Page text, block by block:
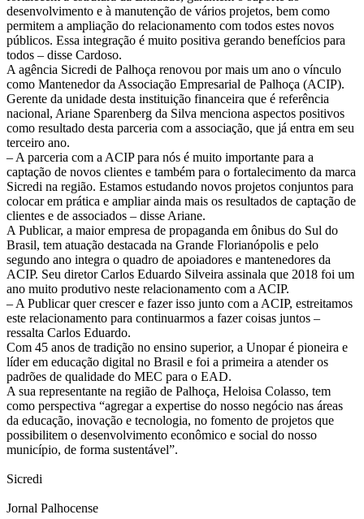
desenvolvimento e à manutenção de vários projetos, bem como
permitem a ampliação do relacionamento com todos estes novos
públicos. Essa integração é muito positiva gerando benefícios para
todos – disse Cardoso.
A agência Sicredi de Palhoça renovou por mais um ano o vínculo
como Mantenedor da Associação Empresarial de Palhoça (ACIP).
Gerente da unidade desta instituição financeira que é referência
nacional, Ariane Sparenberg da Silva menciona aspectos positivos
como resultado desta parceria com a associação, que já entra em seu
terceiro ano.
– A parceria com a ACIP para nós é muito importante para a
captação de novos clientes e também para o fortalecimento da marca
Sicredi na região. Estamos estudando novos projetos conjuntos para
colocar em prática e ampliar ainda mais os resultados de captação de
clientes e de associados – disse Ariane.
A Publicar, a maior empresa de propaganda em ônibus do Sul do
Brasil, tem atuação destacada na Grande Florianópolis e pelo
segundo ano integra o quadro de apoiadores e mantenedores da
ACIP. Seu diretor Carlos Eduardo Silveira assinala que 2018 foi um
ano muito produtivo neste relacionamento com a ACIP.
– A Publicar quer crescer e fazer isso junto com a ACIP, estreitamos
este relacionamento para continuarmos a fazer coisas juntos –
ressalta Carlos Eduardo.
Com 45 anos de tradição no ensino superior, a Unopar é pioneira e
líder em educação digital no Brasil e foi a primeira a atender os
padrões de qualidade do MEC para o EAD.
A sua representante na região de Palhoça, Heloisa Colasso, tem
como perspectiva “agregar a expertise do nosso negócio nas áreas
da educação, inovação e tecnologia, no fomento de projetos que
possibilitem o desenvolvimento econômico e social do nosso
município, de forma sustentável”.
Sicredi
Jornal Palhocense